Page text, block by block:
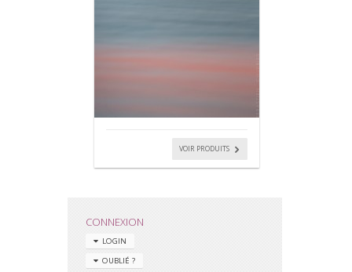
VOIR PRODUITS
CONNEXION
LOGIN
OUBLIÉ ?